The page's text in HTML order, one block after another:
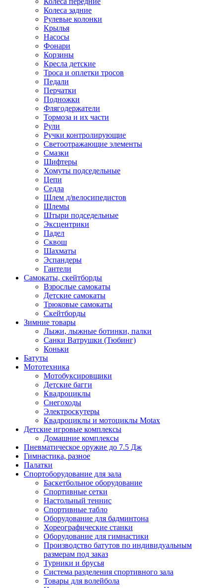
Колеса задние
Рулевые колонки
Крылья
Насосы
Фонари
Корзины
Кресла детские
Троса и оплетки тросов
Педали
Перчатки
Подножки
Флягодержатели
Тормоза и их части
Рули
Ручки контролирующие
Светоотражающие элементы
Смазки
Шифтеры
Хомуты подседельные
Цепи
Седла
Шлем д/велосипедистов
Шлемы
Штыри подседельные
Эксцентрики
Падел
Сквош
Шахматы
Эспандеры
Гантели
Самокаты, скейтборды
Взрослые самокаты
Детские самокаты
Трюковые самокаты
Скейтборды
Зимние товары
Лыжи, лыжные ботинки, палки
Санки Ватрушки (Тюбинг)
Коньки
Батуты
Мототехника
Мотобуксировщики
Детские багги
Квадроциклы
Снегоходы
Электроскутеры
Квадроциклы и мотоциклы Motax
Детские игровые комплексы
Домашние комплексы
Пневматическое оружие до 7.5 Дж
Гимнастика, разное
Палатки
Спортоборудование для зала
Баскетбольное оборудование
Спортивные сетки
Настольный теннис
Спортивные табло
Оборудование для бадминтона
Хореографические станки
Оборудование для гимнастики
Производство батутов по индивидуальным
размерам под заказ
Турники и брусья
Система разделения спортивного зала
Товары для волейбола